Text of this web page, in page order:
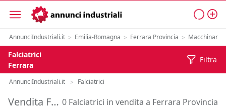
AnnunciIndustriali.it > Emilia-Romagna > Ferrara Provincia > Macchinari
Falciatrici
Ferrara
Filtra
AnnunciIndustriali.it > Falciatrici
Vendita Falciatrici in Provincia di Ferrara 0 Falciatrici in vendita a Ferrara Provincia